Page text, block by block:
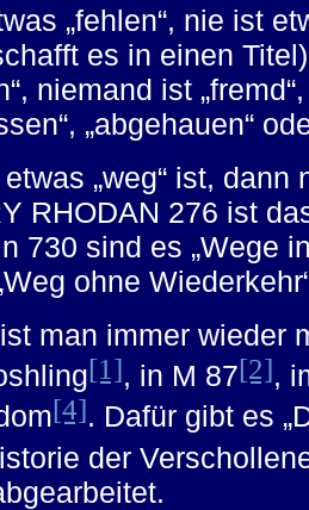
„fehlen“, nie ist
es in einen
niemand ist
„abgehauen“
„weg“ ist, dann
RHODAN 276 ist
730 sind es „Wege
ohne
man immer wieder
[1], in M 87[2],
[4]. Dafür gibt es
der